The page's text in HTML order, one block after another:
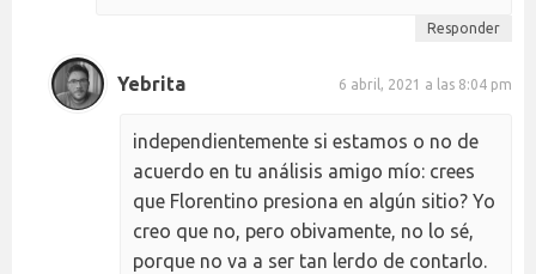
Responder
Yebrita 6 abril, 2021 a las 8:04 pm
independientemente si estamos o no de
acuerdo en tu análisis amigo mío: crees
que Florentino presiona en algún sitio? Yo
creo que no, pero obivamente, no lo sé,
porque no va a ser tan lerdo de contarlo.